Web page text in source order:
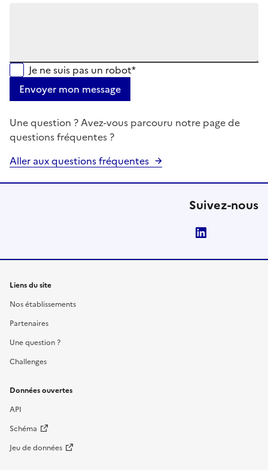
Je ne suis pas un robot*
Envoyer mon message
Une question ? Avez-vous parcouru notre page de
questions fréquentes ?
Aller aux questions fréquentes
Suivez-nous
Liens du site
Nos établissements
Partenaires
Une question ?
Challenges
Données ouvertes
API
Schéma
Jeu de données